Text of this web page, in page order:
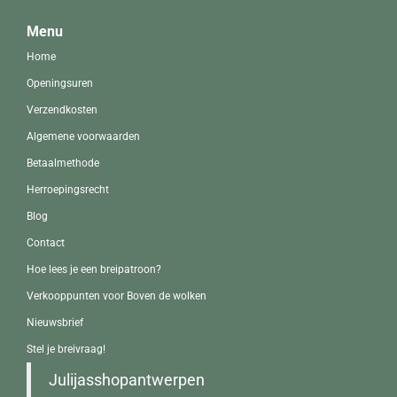
Menu
Home
Openingsuren
Verzendkosten
Algemene voorwaarden
Betaalmethode
Herroepingsrecht
Blog
Contact
Hoe lees je een breipatroon?
Verkooppunten voor Boven de wolken
Nieuwsbrief
Stel je breivraag!
Julijasshopantwerpen